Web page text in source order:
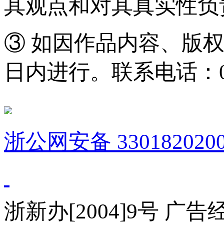
其观点和对其真实性
③ 如因作品内容、版
日内进行。联系电话：
浙公网安备
浙新办[2004]9号 广告